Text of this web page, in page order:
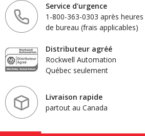
Service d'urgence
1-800-363-0303 après heures
de bureau (frais applicables)
Distributeur agréé
Rockwell Automation
Québec seulement
Livraison rapide
partout au Canada